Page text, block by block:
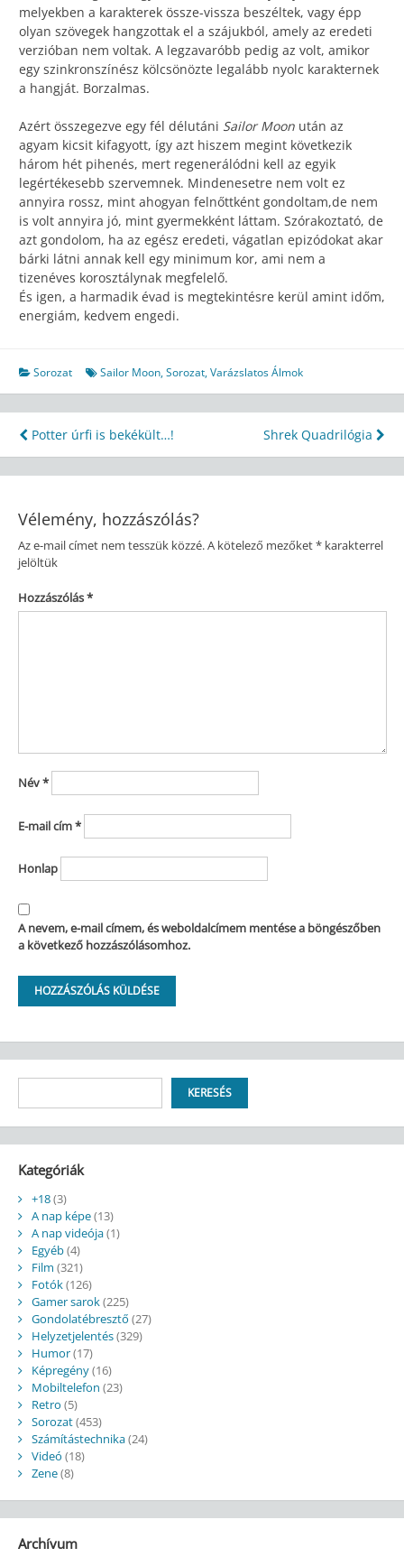
melyekben a karakterek össze-vissza beszéltek, vagy épp
olyan szövegek hangzottak el a szájukból, amely az eredeti
verzióban nem voltak. A legzavaróbb pedig az volt, amikor
egy szinkronszínész kölcsönözte legalább nyolc karakternek
a hangját. Borzalmas.
Azért összegezve egy fél délutáni Sailor Moon után az
agyam kicsit kifagyott, így azt hiszem megint következik
három hét pihenés, mert regenerálódni kell az egyik
legértékesebb szervemnek. Mindenesetre nem volt ez
annyira rossz, mint ahogyan felnőttként gondoltam,de nem
is volt annyira jó, mint gyermekként láttam. Szórakoztató, de
azt gondolom, ha az egész eredeti, vágatlan epizódokat akar
bárki látni annak kell egy minimum kor, ami nem a
tizenéves korosztálynak megfelelő.
És igen, a harmadik évad is megtekintésre kerül amint időm,
energiám, kedvem engedi.
Sorozat Sailor Moon,Sorozat,Varázslatos Álmok
Bejegyzés
navigáció
Potter úrfi is bekékült…! Shrek Quadrilógia
Vélemény, hozzászólás?
Az e-mail címet nem tesszük közzé.A kötelező mezőket*karakterrel
jelöltük
Hozzászólás*
Név*
E-mail cím*
Honlap
A nevem, e-mail címem, és weboldalcímem mentése a böngészőben
a következő hozzászólásomhoz.
KERESÉS
Kategóriák
+18(3)
A nap képe(13)
A nap videója(1)
Egyéb(4)
Film (321)
Fotók(126)
Gamer sarok(225)
Gondolatébresztő (27)
Helyzetjelentés(329)
Humor(17)
Képregény(16)
Mobiltelefon (23)
Retro (5)
Sorozat(453)
Számítástechnika(24)
Videó (18)
Zene(8)
Archívum